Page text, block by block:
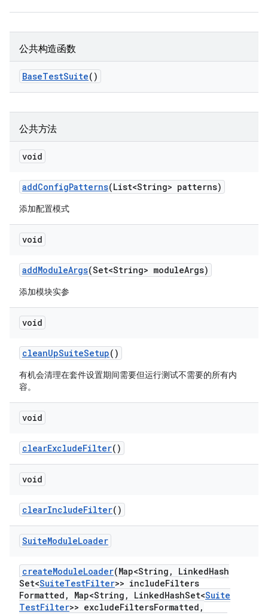
公共构造函数
BaseTestSuite()
公共方法
void
addConfigPatterns(List<String> patterns)
添加配置模式
void
addModuleArgs(Set<String> moduleArgs)
添加模块实参
void
cleanUpSuiteSetup()
有机会清理在套件设置期间需要但运行测试不需要的所有内
容。
void
clearExcludeFilter()
void
clearIncludeFilter()
SuiteModuleLoader
createModuleLoader(Map<String , LinkedHash
Set<SuiteTestFilter>> includeFilters
Formatted , Map<String , LinkedHashSet<Suite
TestFilter>> excludeFiltersFormatted ,